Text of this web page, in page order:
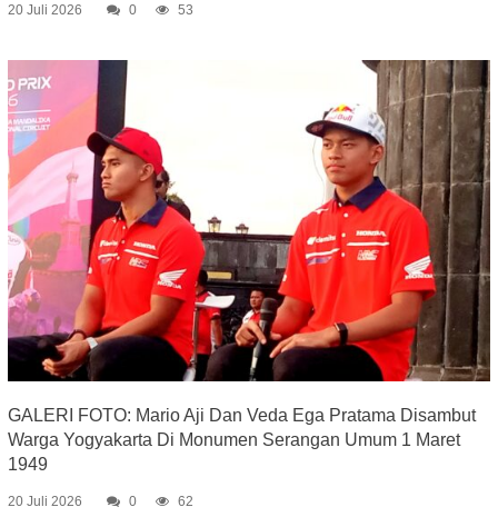
20 Juli 2026 0 53
GALERI FOTO: Mario Aji Dan Veda Ega Pratama Disambut
Warga Yogyakarta Di Monumen Serangan Umum 1 Maret
1949
20 Juli 2026 0 62